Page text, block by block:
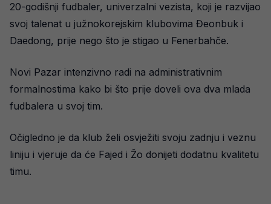
20-godišnji fudbaler, univerzalni vezista, koji je razvijao
svoj talenat u južnokorejskim klubovima Đeonbuk i
Daedong, prije nego što je stigao u Fenerbahče.
Novi Pazar intenzivno radi na administrativnim
formalnostima kako bi što prije doveli ova dva mlada
fudbalera u svoj tim.
Očigledno je da klub želi osvježiti svoju zadnju i veznu
liniju i vjeruje da će Fajed i Žo donijeti dodatnu kvalitetu
timu.